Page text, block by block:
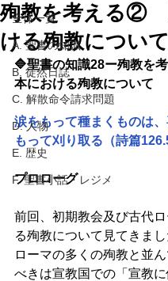
全体一覧
A. 聖書の知識
B. 徒然日誌
C. 解散命令請求問題
D. 人物
E. 歴史
F. 聖書小話・レジメ
殉教を考える②
ける殉教について
🔷聖書の知識28ー殉教を
本における殉教について
涙をもって種まくものは
もって刈り取る（詩篇
プロローグ
前回、初期教会及び古代
る殉教について見てきま
ローマの多くの殉教と並
べきは宣教国での「宣教に